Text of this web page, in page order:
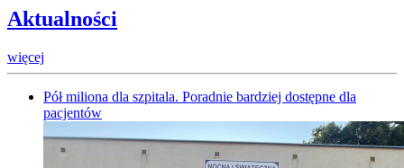
Aktualności
więcej
Pół miliona dla szpitala. Poradnie bardziej dostępne dla
pacjentów